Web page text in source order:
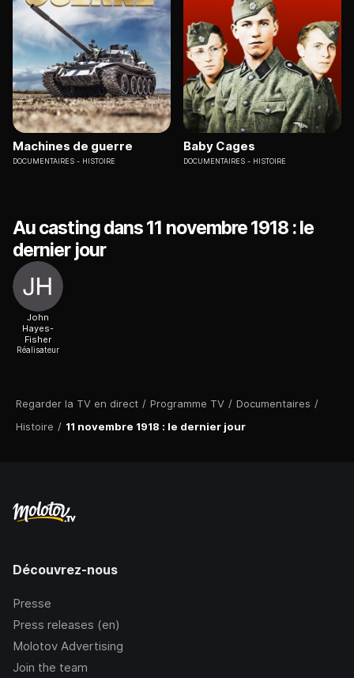
Regarder la TV en direct / Programme TV / Documentaires /
Histoire / 11 novembre 1918 : le dernier jour
Machines de guerre
DOCUMENTAIRES HISTOIRE
Baby Cages
DOCUMENTAIRES HISTOIRE
Au casting dans 11 novembre 1918 : le
dernier jour
John
Hayes-
Fisher
Réalisateur
Découvrez-nous
Presse
Press releases (en)
Molotov Advertising
Join the team